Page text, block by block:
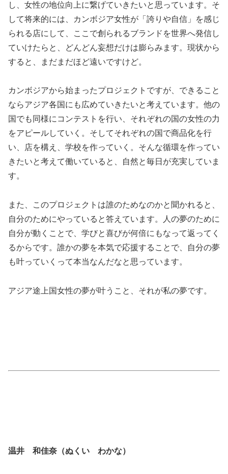
し、女性の地位向上に繋げていきたいと思っています。そ
して将来的には、カンボジア女性が「誇りや自信」を感じ
られる店にして、ここで創られるブランドを世界へ発信し
ていけたらと、どんどん妄想だけは膨らみます。現状から
すると、まだまだほど遠いですけど。
カンボジアから始まったプロジェクトですが、できること
ならアジア各国にも広めていきたいと考えています。他の
国でも同様にコンテストを行い、それぞれの国の女性の力
をアピールしていく。そしてそれぞれの国で商品化を行
い、店を構え、学校を作っていく。そんな循環を作ってい
きたいと考えて働いていると、自然と毎日が充実していま
す。
また、このプロジェクトは誰のためなのかと聞かれると、
自分のためにやっていると答えています。人の夢のために
自分が動くことで、学びと喜びが何倍にもなって返ってく
るからです。誰かの夢を本気で応援することで、自分の夢
も叶っていくって本当なんだなと思っています。
アジア途上国女性の夢が叶うこと、それが私の夢です。
温井 和佳奈（ぬくい わかな）